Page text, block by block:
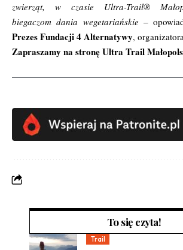
zwierząt, w czasie Ultra-Trail®
biegaczom dania wegetariańskie –
Prezes Fundacji 4 Alternatywy,
Zapraszamy na stronęUltra Trail
To się czyta!
Trail